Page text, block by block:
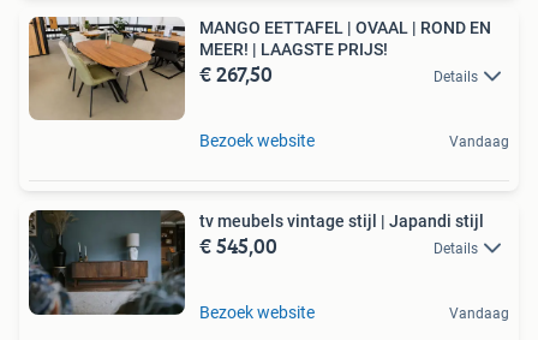
MANGO EETTAFEL | OVAAL | ROND EN
MEER! | LAAGSTE PRIJS!
€ 267,50 Details
Bezoek website Vandaag
tv meubels vintage stijl | Japandi stijl
€ 545,00 Details
Bezoek website Vandaag